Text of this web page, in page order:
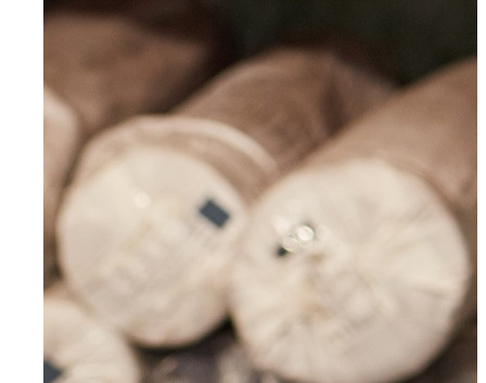
Für Bewerber